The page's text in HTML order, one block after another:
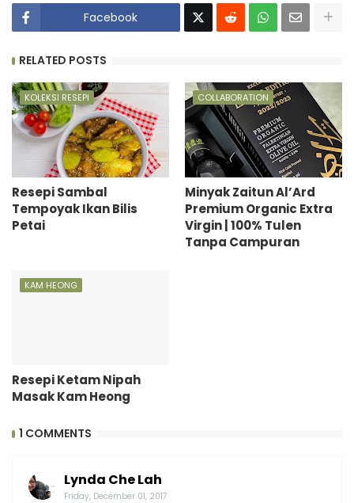
Facebook
RELATED POSTS
KOLEKSI RESEPI
Resepi Sambal
Tempoyak Ikan Bilis
Petai
COLLABORATION
Minyak Zaitun Al’Ard
Premium Organic Extra
Virgin | 100% Tulen
Tanpa Campuran
KAM HEONG
Resepi Ketam Nipah
Masak Kam Heong
1 COMMENTS
Lynda Che Lah
Friday, December 01, 2017